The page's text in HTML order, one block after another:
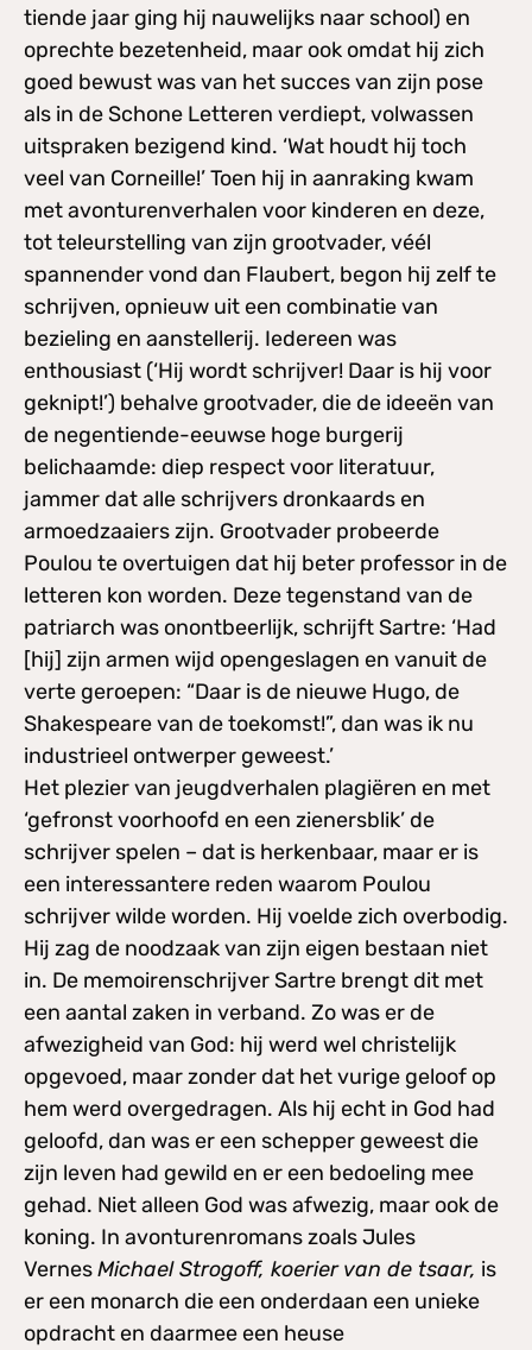
tiende jaar ging hij nauwelijks naar school) en
oprechte bezetenheid, maar ook omdat hij zich
goed bewust was van het succes van zijn pose
als in de Schone Letteren verdiept, volwassen
uitspraken bezigend kind. ‘Wat houdt hij toch
veel van Corneille!’ Toen hij in aanraking kwam
met avonturenverhalen voor kinderen en deze,
tot teleurstelling van zijn grootvader, véél
spannender vond dan Flaubert, begon hij zelf te
schrijven, opnieuw uit een combinatie van
bezieling en aanstellerij. Iedereen was
enthousiast (‘Hij wordt schrijver! Daar is hij voor
geknipt!’) behalve grootvader, die de ideeën van
de negentiende-eeuwse hoge burgerij
belichaamde: diep respect voor literatuur,
jammer dat alle schrijvers dronkaards en
armoedzaaiers zijn. Grootvader probeerde
Poulou te overtuigen dat hij beter professor in de
letteren kon worden. Deze tegenstand van de
patriarch was onontbeerlijk, schrijft Sartre: ‘Had
[hij] zijn armen wijd opengeslagen en vanuit de
verte geroepen: “Daar is de nieuwe Hugo, de
Shakespeare van de toekomst!”, dan was ik nu
industrieel ontwerper geweest.’
Het plezier van jeugdverhalen plagiëren en met
‘gefronst voorhoofd en een zienersblik’ de
schrijver spelen – dat is herkenbaar, maar er is
een interessantere reden waarom Poulou
schrijver wilde worden. Hij voelde zich overbodig.
Hij zag de noodzaak van zijn eigen bestaan niet
in. De memoirenschrijver Sartre brengt dit met
een aantal zaken in verband. Zo was er de
afwezigheid van God: hij werd wel christelijk
opgevoed, maar zonder dat het vurige geloof op
hem werd overgedragen. Als hij echt in God had
geloofd, dan was er een schepper geweest die
zijn leven had gewild en er een bedoeling mee
gehad. Niet alleen God was afwezig, maar ook de
koning. In avonturenromans zoals Jules
VernesMichael Strogoff, koerier van de tsaar, is
er een monarch die een onderdaan een unieke
opdracht en daarmee een heuse